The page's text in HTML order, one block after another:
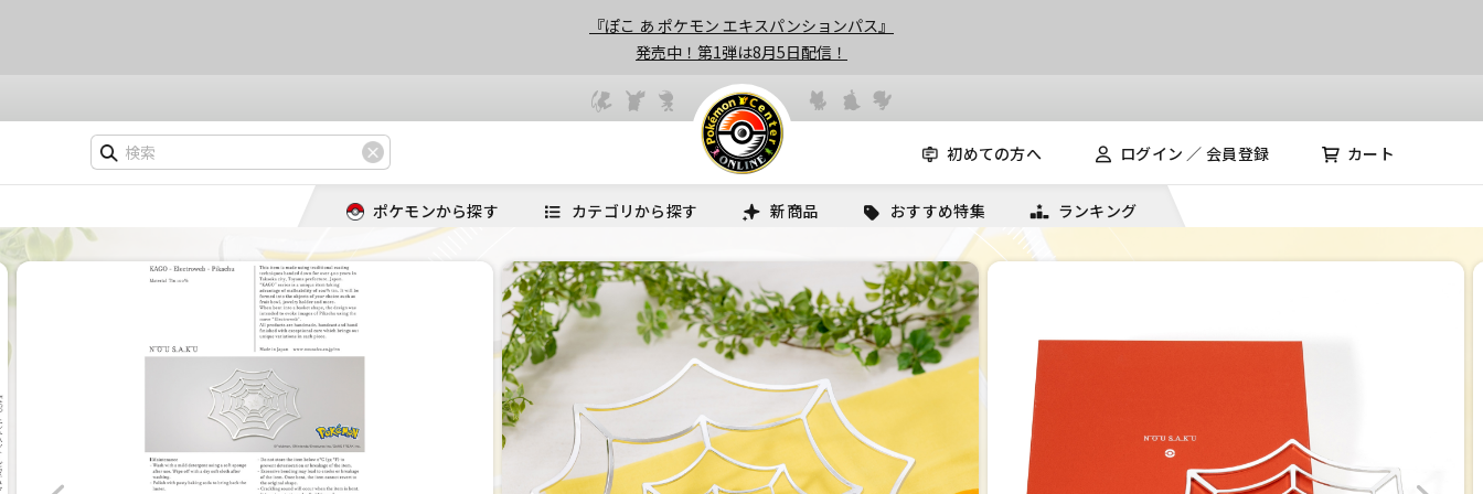
『ぽこ あ ポケモン エキスパンションパス』
発売中！第1弾は8月5日配信！
初めての方へ ログイン ／ 会員登録 カート
ポケモンから探す カテゴリから探す 新商品 おすすめ特集 ランキング